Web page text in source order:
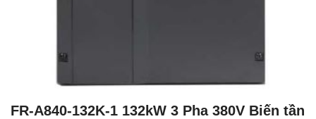
FR-A840-132K-1 132kW 3 Pha 380V Biến tần